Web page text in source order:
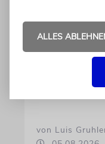
Ein
von Luis
ALLES